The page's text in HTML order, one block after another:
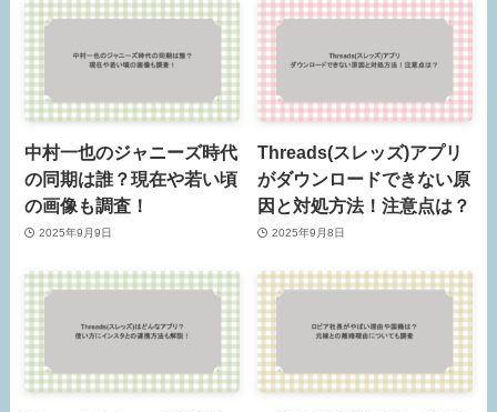
中村一也のジャニーズ時代
の同期は誰？現在や若い頃
の画像も調査！
2025年9月9日
Threads(スレッズ)アプリ
がダウンロードできない原
因と対処方法！注意点は？
2025年9月8日